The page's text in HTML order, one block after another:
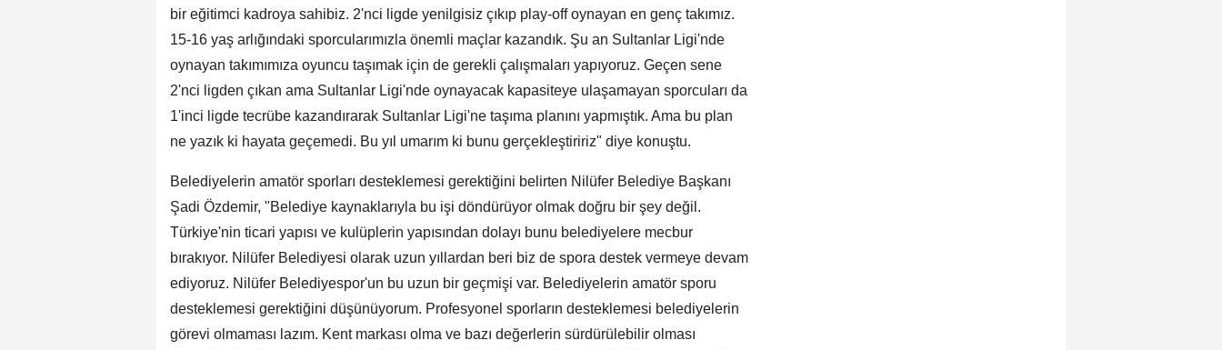
bir eğitimci kadroya sahibiz. 2'nci ligde yenilgisiz çıkıp play-off oynayan en genç takımız.
15-16 yaş arlığındaki sporcularımızla önemli maçlar kazandık. Şu an Sultanlar Ligi'nde
oynayan takımımıza oyuncu taşımak için de gerekli çalışmaları yapıyoruz. Geçen sene
2'nci ligden çıkan ama Sultanlar Ligi'nde oynayacak kapasiteye ulaşamayan sporcuları da
1'inci ligde tecrübe kazandırarak Sultanlar Ligi'ne taşıma planını yapmıştık. Ama bu plan
ne yazık ki hayata geçemedi. Bu yıl umarım ki bunu gerçekleştiririz" diye konuştu.
Belediyelerin amatör sporları desteklemesi gerektiğini belirten Nilüfer Belediye Başkanı
Şadi Özdemir, "Belediye kaynaklarıyla bu işi döndürüyor olmak doğru bir şey değil.
Türkiye'nin ticari yapısı ve kulüplerin yapısından dolayı bunu belediyelere mecbur
bırakıyor. Nilüfer Belediyesi olarak uzun yıllardan beri biz de spora destek vermeye devam
ediyoruz. Nilüfer Belediyespor'un bu uzun bir geçmişi var. Belediyelerin amatör sporu
desteklemesi gerektiğini düşünüyorum. Profesyonel sporların desteklemesi belediyelerin
görevi olmaması lazım. Kent markası olma ve bazı değerlerin sürdürülebilir olması